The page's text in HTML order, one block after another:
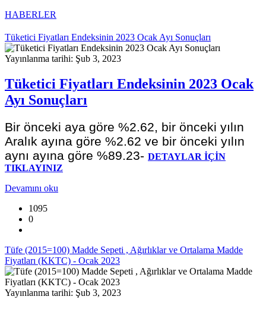
HABERLER
Tüketici Fiyatları Endeksinin 2023 Ocak Ayı Sonuçları
Yayınlanma tarihi: Şub 3, 2023
Tüketici Fiyatları Endeksinin 2023 Ocak
Ayı Sonuçları
Bir önceki aya göre %2.62, bir önceki yılın
Aralık ayına göre %2.62 ve bir önceki yılın
aynı ayına göre %89.23- DETAYLAR İÇİN
TIKLAYINIZ
Devamını oku
1095
0
Tüfe (2015=100) Madde Sepeti , Ağırlıklar ve Ortalama Madde
Fiyatları (KKTC) - Ocak 2023
Yayınlanma tarihi: Şub 3, 2023